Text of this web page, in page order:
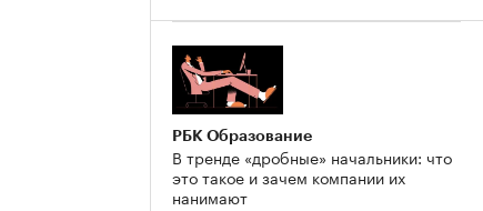
РБК Образование
В тренде «дробные» начальники: что
это такое и зачем компании их
нанимают